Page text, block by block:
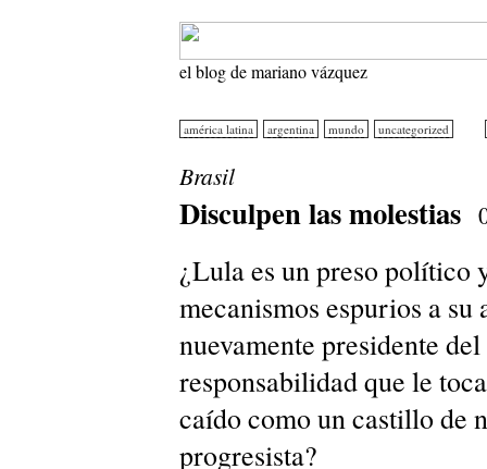
el blog de mariano vázquez
américa latina argentina mundo uncategorized
Brasil
Disculpen las molestias
¿Lula es un preso político
mecanismos espurios a su
nuevamente presidente
responsabilidad que le
caído como un castillo de
progresista?